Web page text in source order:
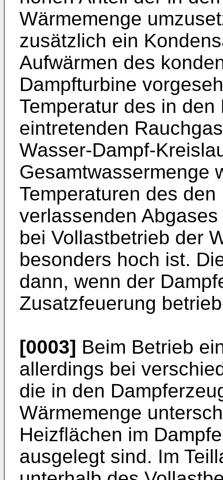
Wärmemenge
zusätzlich ein
Aufwärmen des
Dampfturbine
Temperatur des in den
eintretenden
Wasser-Dampf-
Gesamtwassermenge
Temperaturen des
verlassenden
bei Vollastbetrieb der
besonders hoch ist.
dann, wenn der
Zusatzfeuerung
[0003] Beim Betrieb
allerdings bei
die in den
Wärmemenge
Heizflächen im
ausgelegt sind. Im